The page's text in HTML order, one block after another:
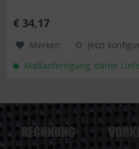
Sandkastenabdeckung oder
€ 34,17
Merken
Jetzt
Maßanfertigung, daher